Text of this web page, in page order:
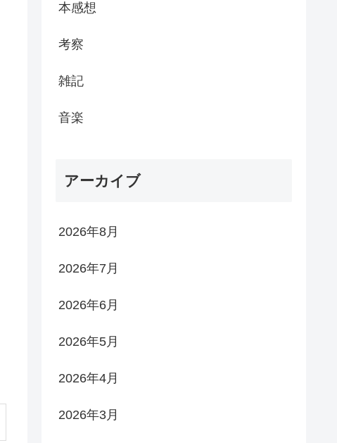
本感想
考察
雑記
音楽
アーカイブ
2026年8月
2026年7月
2026年6月
2026年5月
2026年4月
2026年3月